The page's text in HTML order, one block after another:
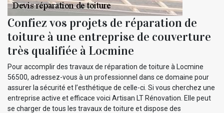
Confiez vos projets de réparation de
toiture à une entreprise de couverture
très qualifiée à Locmine
Pour accomplir des travaux de réparation de toiture à Locmine
56500, adressez-vous à un professionnel dans ce domaine pour
assurer la sécurité et l’esthétique de celle-ci. Si vous cherchez une
entreprise active et efficace voici Artisan LT Rénovation. Elle peut
se charger de tous les travaux de toiture et dispose des